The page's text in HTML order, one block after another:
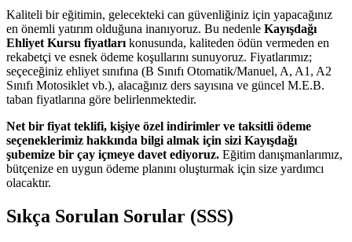
Kaliteli bir eğitimin, gelecekteki can güvenliğiniz için yapacağınız
en önemli yatırım olduğuna inanıyoruz. Bu nedenle Kayışdağı
Ehliyet Kursu fiyatları konusunda, kaliteden ödün vermeden en
rekabetçi ve esnek ödeme koşullarını sunuyoruz. Fiyatlarımız;
seçeceğiniz ehliyet sınıfına (B Sınıfı Otomatik/Manuel, A, A1, A2
Sınıfı Motosiklet vb.), alacağınız ders sayısına ve güncel M.E.B.
taban fiyatlarına göre belirlenmektedir.
Net bir fiyat teklifi, kişiye özel indirimler ve taksitli ödeme
seçeneklerimiz hakkında bilgi almak için sizi Kayışdağı
şubemize bir çay içmeye davet ediyoruz. Eğitim danışmanlarımız,
bütçenize en uygun ödeme planını oluşturmak için size yardımcı
olacaktır.
Sıkça Sorulan Sorular (SSS)